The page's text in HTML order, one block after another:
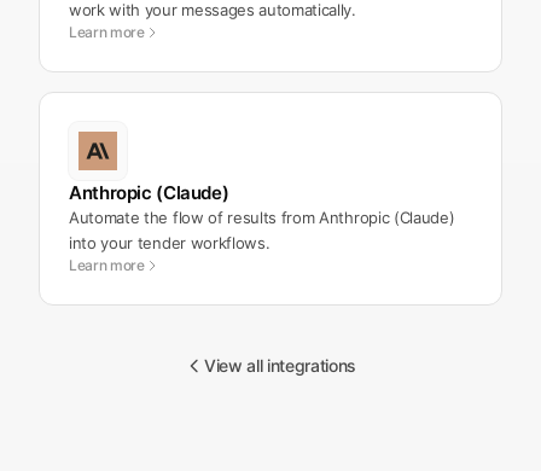
work with your messages automatically.
Learn more
Anthropic (Claude)
Automate the flow of results from Anthropic (Claude)
into your tender workflows.
Learn more
View all integrations